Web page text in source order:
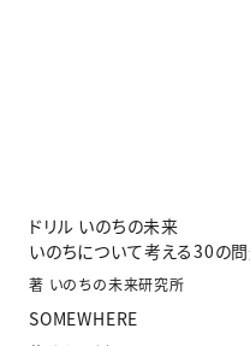
ドリル いのちの未来
いのちについて考える30の
著 いのちの未来研究所
SOMEWHERE